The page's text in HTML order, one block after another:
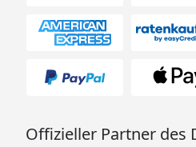
Offizieller Partner des